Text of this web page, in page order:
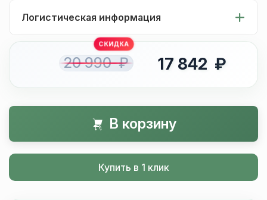
Логистическая информация
20 990 ₽ 17 842 ₽
В корзину
Купить в 1 клик